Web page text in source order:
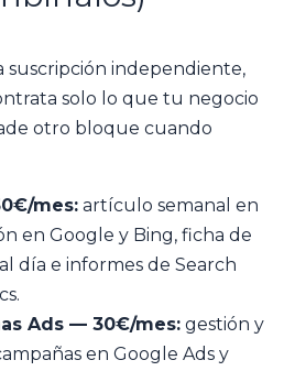
suscripción independiente,
solo lo que tu negocio
otro bloque cuando
mes: artículo semanal en
en Google y Bing, ficha de
día e informes de Search
Ads — 30€/mes: gestión y
en Google Ads y